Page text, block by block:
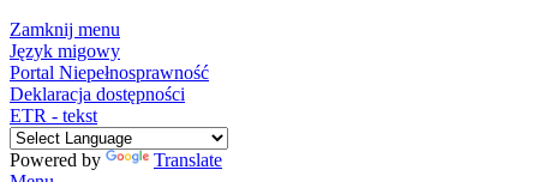
Zamknij menu
Język migowy
Portal Niepełnosprawność
Deklaracja dostępności
ETR - tekst
Powered by
Translate